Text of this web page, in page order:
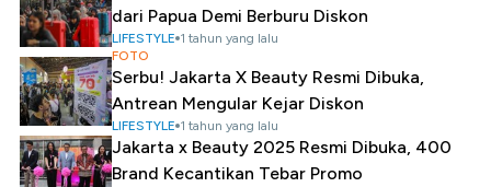
dari Papua Demi Berburu Diskon
LIFESTYLE 1 tahun yang lalu
FOTO
Serbu! Jakarta X Beauty Resmi Dibuka,
Antrean Mengular Kejar Diskon
LIFESTYLE 1 tahun yang lalu
Jakarta x Beauty 2025 Resmi Dibuka, 400
Brand Kecantikan Tebar Promo